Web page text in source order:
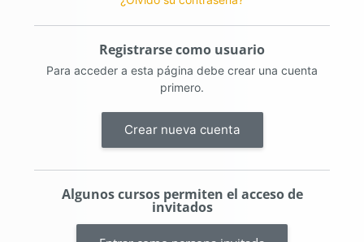
Registrarse como usuario
Para acceder a esta página debe crear una cuenta
primero.
Crear nueva cuenta
Algunos cursos permiten el acceso de
invitados